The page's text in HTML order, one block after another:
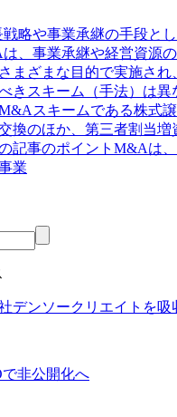
略や事業承継の手段と
、事業承継や経営資源
まざまな目的で実施され
きスキーム（手法）は異
スキームである株式
換のほか、第三者割当増
記事のポイントM&Aは
業
デンソークリエイトを吸
非公開化へ